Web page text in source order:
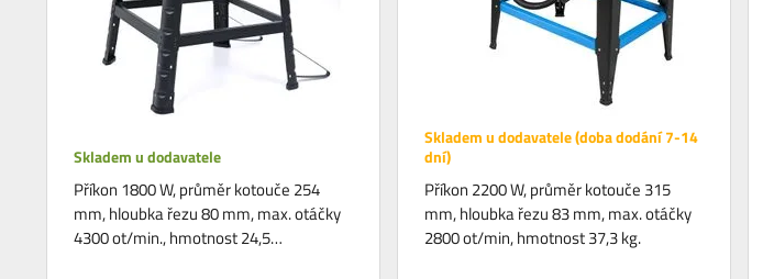
Skladem u dodavatele
Příkon 1800 W, průměr kotouče 254
mm, hloubka řezu 80 mm, max. otáčky
4300 ot/min., hmotnost 24,5…
Skladem u dodavatele (doba dodání 7-14
dní)
Příkon 2200 W, průměr kotouče 315
mm, hloubka řezu 83 mm, max. otáčky
2800 ot/min, hmotnost 37,3 kg.